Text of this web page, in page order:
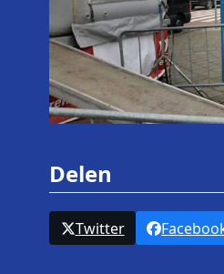
Delen
Twitter